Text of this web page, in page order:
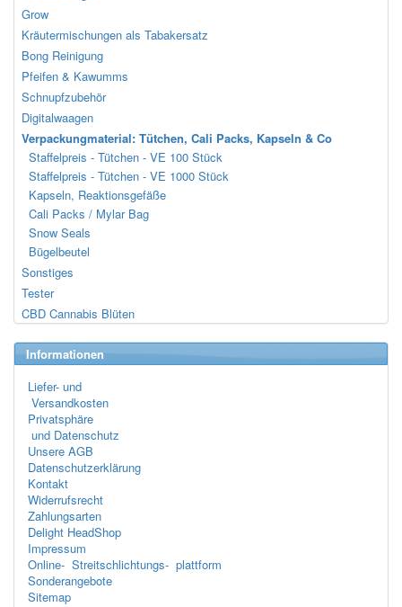
Grow
Kräutermischungen als Tabakersatz
Bong Reinigung
Pfeifen & Kawumms
Schnupfzubehör
Digitalwaagen
Verpackungmaterial: Tütchen, Cali Packs, Kapseln & Co
Staffelpreis - Tütchen - VE 100 Stück
Staffelpreis - Tütchen - VE 1000 Stück
Kapseln, Reaktionsgefäße
Cali Packs / Mylar Bag
Snow Seals
Bügelbeutel
Sonstiges
Tester
CBD Cannabis Blüten
Informationen
Liefer- und
Versandkosten
Privatsphäre
und Datenschutz
Unsere AGB
Datenschutzerklärung
Kontakt
Widerrufsrecht
Zahlungsarten
Delight HeadShop
Impressum
Online- Streitschlichtungs- plattform
Sonderangebote
Sitemap